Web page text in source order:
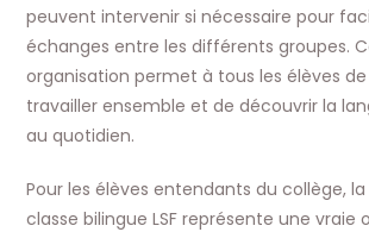
peuvent intervenir si nécessaire pour
échanges entre les différents groupes.
organisation permet à tous les élèves de
travailler ensemble et de découvrir la
au quotidien.
Pour les élèves entendants du collège, la
classe bilingue LSF représente une vraie